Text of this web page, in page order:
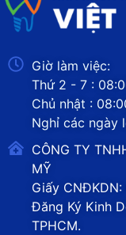
Giờ làm việc:
Thứ 2 - 7 :
Chủ nhật :
Nghỉ các ngày
CÔNG TY
MỸ
Giấy
Đăng Ký Kinh
TPHCM.